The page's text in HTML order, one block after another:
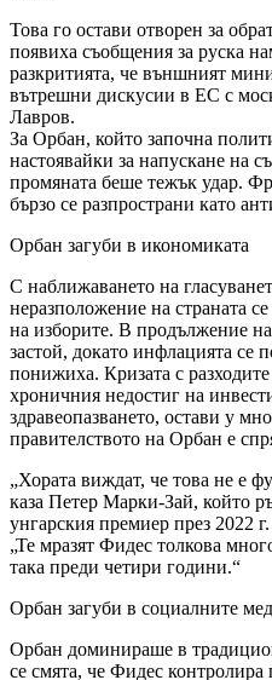
Това го остави отворен за
появиха съобщения за руска
разкритията, че външният
вътрешни дискусии в ЕС с
Лавров.
За Орбан, който започна
настоявайки за напускане на
промяната беше тежък удар.
бързо се разпространи като
Орбан загуби в икономиката
С наближаването на
неразположение на страната
на изборите. В продължение
застой, докато инфлацията се
понижиха. Кризата с
хроничния недостиг на
здравеопазването, остави у
правителството на Орбан е
„Хората виждат, че това не е
каза Петер Марки-Зай, който
унгарския премиер през 2022
„Те мразят Фидес толкова
така преди четири години.“
Орбан загуби в социалните
Орбан доминираше в
се смята, че Фидес